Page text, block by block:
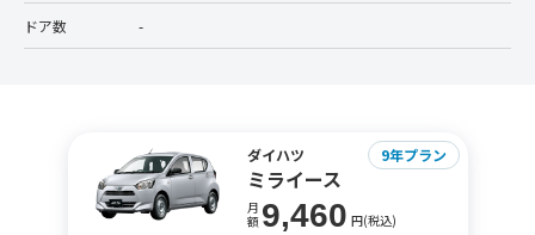
ドア数 -
ダイハツ
ミライース
月
額 9,460 円(税込)
9年プラン